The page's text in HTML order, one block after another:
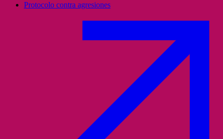
Protocolo contra agresiones